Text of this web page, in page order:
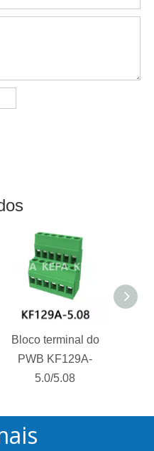
Bloco terminal do
PWB KF129A-
5.0/5.08